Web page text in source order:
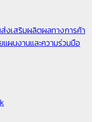
งเสริมผลิตผลทางการค้า
แผนงานและความร่วมมือ